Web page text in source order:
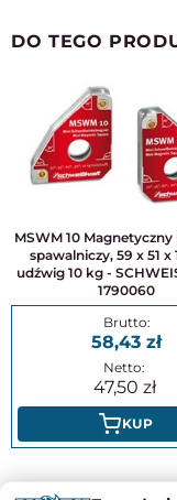
DO TEGO
MSWM 10 Magnetyczny kątownik
spawalniczy, 59 x 51 x
udźwig 10 kg -
1790060
58,43
47,50
KUP